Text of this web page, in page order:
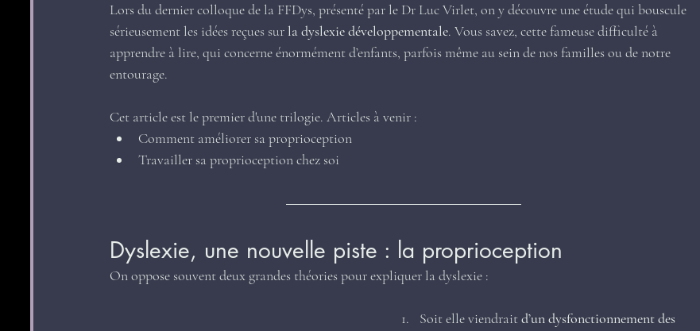
Lors du dernier colloque de la FFDys, présenté par le Dr Luc Virlet, on y découvre une étude qui bouscule
sérieusement les idées reçues sur la dyslexie développementale. Vous savez, cette fameuse difficulté à
apprendre à lire, qui concerne énormément d’enfants, parfois même au sein de nos familles ou de notre
entourage.
Cet article est le premier d'une trilogie. Articles à venir :
Comment améliorer sa proprioception
Travailler sa proprioception chez soi
Dyslexie, une nouvelle piste : la proprioception
On oppose souvent deux grandes théories pour expliquer la dyslexie :
Soit elle viendrait d’un dysfonctionnement des